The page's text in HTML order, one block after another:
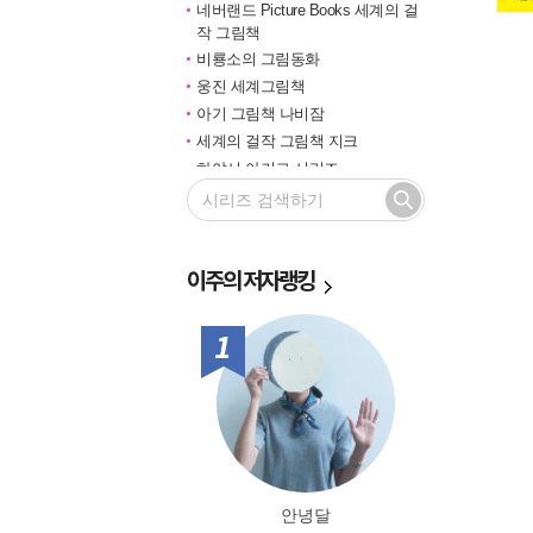
네버랜드 Picture Books 세계의 걸
작 그림책
비룡소의 그림동화
웅진 세계그림책
아기 그림책 나비잠
세계의 걸작 그림책 지크
하야시 아키코 시리즈
길벗 기적의 학습법
마루벌의 좋은 그림책
민들레 그림책
비룡소 창작그림책
전통문화 그림책 솔거나라
베틀북 그림책
그림책은 내 친구
미래그림책
비룡소 전래동화
도토리 계절 그림책
옛이야기 그림책 까치호랑이
이주의저자랭킹
1위
안녕달